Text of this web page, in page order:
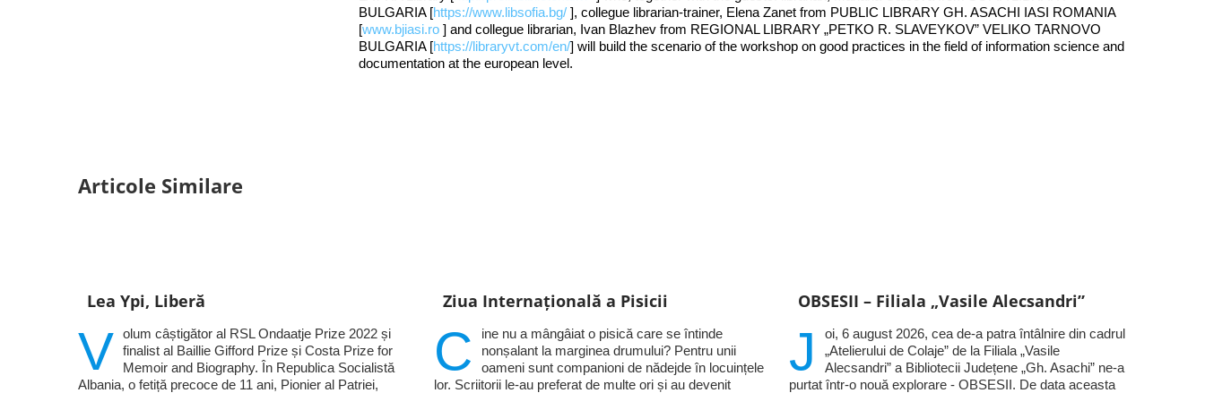
BULGARIA [https://www.libsofia.bg/ ], collegue librarian-trainer, Elena Zanet from PUBLIC LIBRARY GH. ASACHI IASI ROMANIA
[www.bjiasi.ro ] and collegue librarian, Ivan Blazhev from REGIONAL LIBRARY „PETKO R. SLAVEYKOV” VELIKO TARNOVO
BULGARIA [https://libraryvt.com/en/] will build the scenario of the workshop on good practices in the field of information science and
documentation at the european level.
Articole Similare
Lea Ypi, Liberă
V olum câștigător al RSL Ondaatje Prize 2022 și
finalist al Baillie Gifford Prize și Costa Prize for
Memoir and Biography. În Republica Socialistă
Albania, o fetiță precoce de 11 ani, Pionier al Patriei,
Ziua Internațională a Pisicii
C
ine nu a mângâiat o pisică care se întinde
nonșalant la marginea drumului? Pentru unii
oameni sunt companioni de nădejde în locuințele
lor. Scriitorii le-au preferat de multe ori și au devenit
OBSESII – Filiala „Vasile Alecsandri”
J
oi, 6 august 2026, cea de-a patra întâlnire din cadrul
„Atelierului de Colaje” de la Filiala „Vasile
Alecsandri” a Bibliotecii Județene „Gh. Asachi” ne-a
purtat într-o nouă explorare - OBSESII. De data aceasta